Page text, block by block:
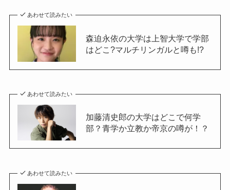
あわせて読みたい
森迫永依の大学は上智大学で学部
はどこ?マルチリンガルと噂も!?
あわせて読みたい
加藤清史郎の大学はどこで何学
部？青学か立教か帝京の噂が！？
あわせて読みたい